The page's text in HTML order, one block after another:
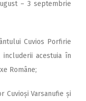
– 3 septembrie
Cuvios Porfirie
acestuia în
Române;
Cuvioși Varsanufie și